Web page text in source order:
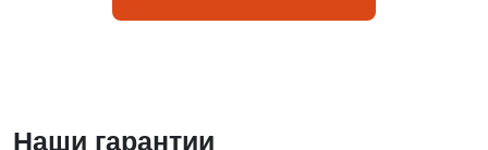
Наши гарантии